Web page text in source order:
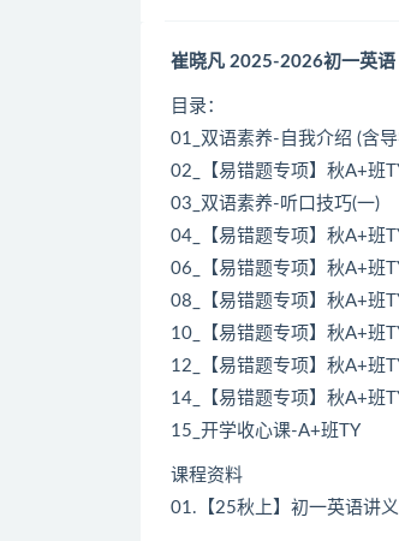
崔晓凡 2025-2026初一英语
目录：
01_双语素养-自我介绍 (含
02_【易错题专项】秋A+班
03_双语素养-听口技巧(一)
04_【易错题专项】秋A+班
06_【易错题专项】秋A+班
08_【易错题专项】秋A+班
10_【易错题专项】秋A+班
12_【易错题专项】秋A+班
14_【易错题专项】秋A+班
15_开学收心课-A+班TY
课程资料
01.【25秋上】初一英语讲